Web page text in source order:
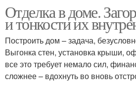
Отделка в доме.
и тонкости их
Построить дом – задача,
Выгонка стен, установка крыши,
все это требует немало сил,
сложнее – вдохнуть во вновь